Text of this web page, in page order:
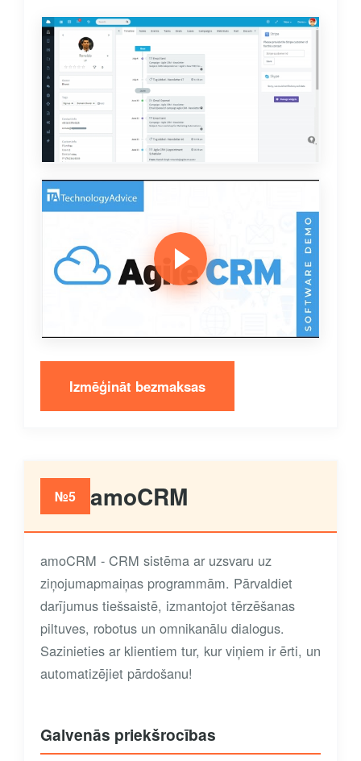
Izmēģināt bezmaksas
№5 amoCRM
amoCRM - CRM sistēma ar uzsvaru uz
ziņojumapmaiņas programmām. Pārvaldiet
darījumus tiešsaistē, izmantojot tērzēšanas
piltuves, robotus un omnikanālu dialogus.
Sazinieties ar klientiem tur, kur viņiem ir ērti, un
automatizējiet pārdošanu!
Galvenās priekšrocības